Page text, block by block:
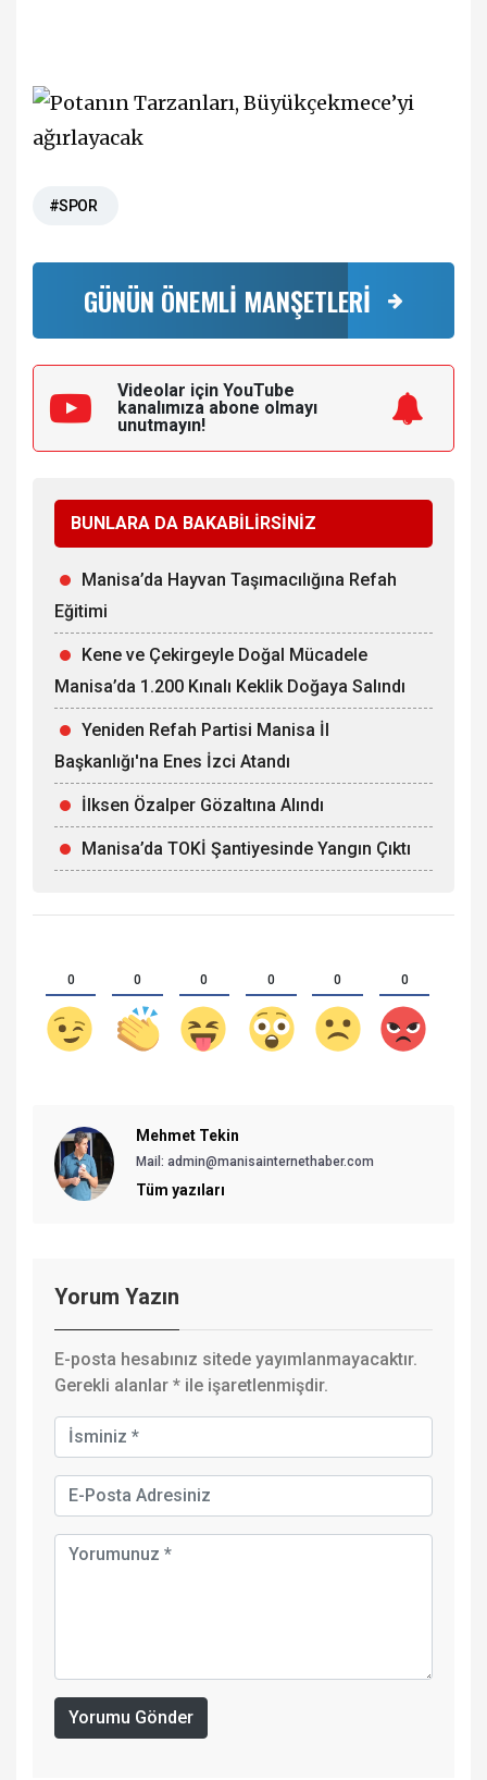
#SPOR
GÜNÜN ÖNEMLİ MANŞETLERİ
Videolar için YouTube
kanalımıza abone olmayı
unutmayın!
BUNLARA DA BAKABİLİRSİNİZ
Manisa’da Hayvan Taşımacılığına Refah
Eğitimi
Kene ve Çekirgeyle Doğal Mücadele
Manisa’da 1.200 Kınalı Keklik Doğaya Salındı
Yeniden Refah Partisi Manisa İl
Başkanlığı'na Enes İzci Atandı
İlksen Özalper Gözaltına Alındı
Manisa’da TOKİ Şantiyesinde Yangın Çıktı
0 0 0 0 0 0
Mehmet Tekin
Mail: admin@manisainternethaber.com
Tüm yazıları
Yorum Yazın
E-posta hesabınız sitede yayımlanmayacaktır.
Gerekli alanlar * ile işaretlenmişdir.
Yorumu Gönder